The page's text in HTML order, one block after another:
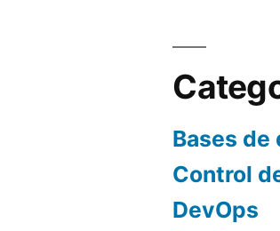
Bases de
Control
DevOps